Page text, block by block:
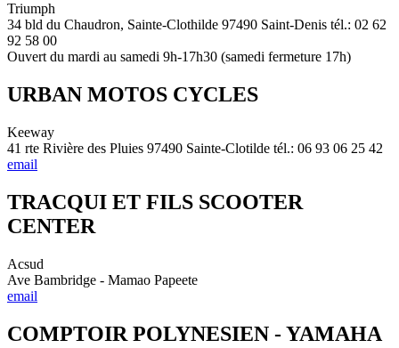
Triumph
34 bld du Chaudron, Sainte-Clothilde 97490 Saint-Denis tél.: 02 62
92 58 00
Ouvert du mardi au samedi 9h-17h30 (samedi fermeture 17h)
URBAN MOTOS CYCLES
Keeway
41 rte Rivière des Pluies 97490 Sainte-Clotilde tél.: 06 93 06 25 42
email
TRACQUI ET FILS SCOOTER
CENTER
Acsud
Ave Bambridge - Mamao Papeete
email
COMPTOIR POLYNESIEN - YAMAHA